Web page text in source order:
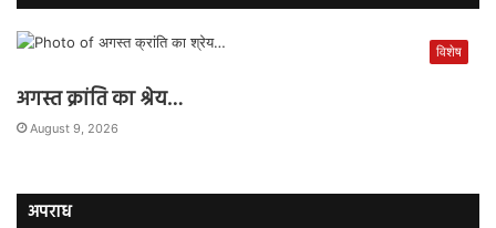
विशेष
अगस्त क्रांति का श्रेय…
August 9, 2026
अपराध